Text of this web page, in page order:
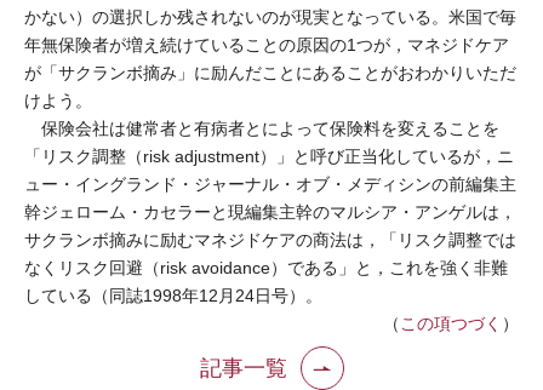
かない）の選択しか残されないのが現実となっている。米国で毎
年無保険者が増え続けていることの原因の1つが，マネジドケア
が「サクランボ摘み」に励んだことにあることがおわかりいただ
けよう。
保険会社は健常者と有病者とによって保険料を変えることを
「リスク調整（risk adjustment）」と呼び正当化しているが，ニ
ュー・イングランド・ジャーナル・オブ・メディシンの前編集主
幹ジェローム・カセラーと現編集主幹のマルシア・アンゲルは，
サクランボ摘みに励むマネジドケアの商法は，「リスク調整では
なくリスク回避（risk avoidance）である」と，これを強く非難
している（同誌1998年12月24日号）。
（ この項つづく ）
記事一覧